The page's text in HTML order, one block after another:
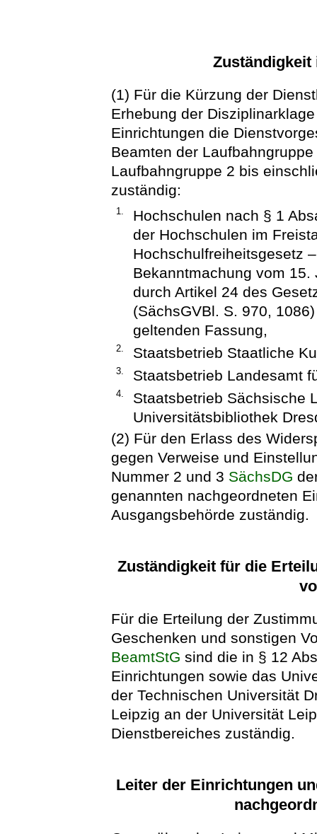
(1) Für die Kürzung der
Erhebung der
Einrichtungen die
Beamten der
Laufbahngruppe 2 bis
zuständig:
1.
Hochschulen nach § 1
der Hochschulen im
Hochschulfreiheitsgesetz
Bekanntmachung vom
durch Artikel 24 des
(SächsGVBl. S. 970,
geltenden Fassung,
2. Staatsbetrieb Staatliche
3. Staatsbetrieb Landesamt
4.
Staatsbetrieb Sächsische
Universitätsbibliothek
(2) Für den Erlass des
gegen Verweise und
Nummer 2 und 3 SächsDG
genannten nachgeordneten
Ausgangsbehörde zuständig.
Zuständigkeit für die
Für die Erteilung der
Geschenken und sonstigen
BeamtStG sind die in § 12
Einrichtungen sowie das
der Technischen Universität
Leipzig an der Universität
Dienstbereiches zuständig.
Leiter der Einrichtungen